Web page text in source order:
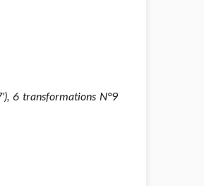
6 transformations N°9